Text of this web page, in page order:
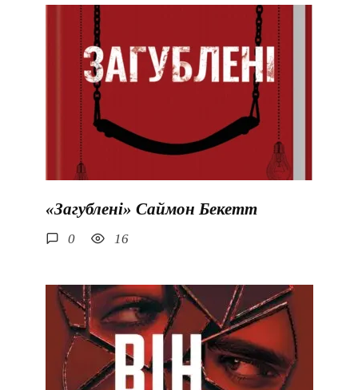
«Загублені» Саймон Бекетт
0 16